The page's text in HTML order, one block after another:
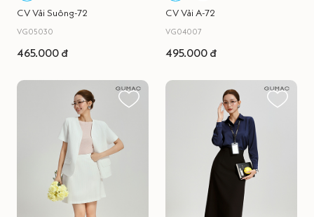
CV Vải Suông-72
VG05030
465.000 đ
CV Vải A-72
VG04007
495.000 đ